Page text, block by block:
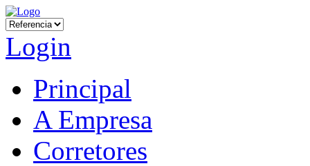
Login
Principal
A Empresa
Corretores